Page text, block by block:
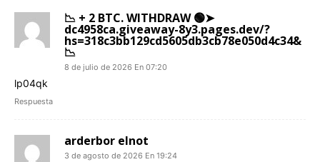
📉 + 2 BTC. WITHDRAW 🟢➤
dc4958ca.giveaway-8y3.pages.dev/?
hs=318c3bb129cd5605db3cb78e050d4c34&
📉
8 de julio de 2026 En 07:20
lp04qk
Respuesta
arderbor elnot
3 de agosto de 2026 En 19:24